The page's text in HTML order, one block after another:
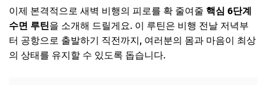
이제 본격적으로 새벽 비행의 피로를 확 줄여줄 핵심 6단계
수면 루틴을 소개해 드릴게요. 이 루틴은 비행 전날 저녁부
터 공항으로 출발하기 직전까지, 여러분의 몸과 마음이 최상
의 상태를 유지할 수 있도록 돕습니다.